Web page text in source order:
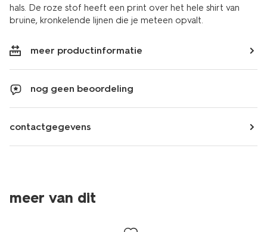
hals. De roze stof heeft een print over het hele shirt van
bruine, kronkelende lijnen die je meteen opvalt.
meer productinformatie
nog geen beoordeling
contactgegevens
meer van dit
sale